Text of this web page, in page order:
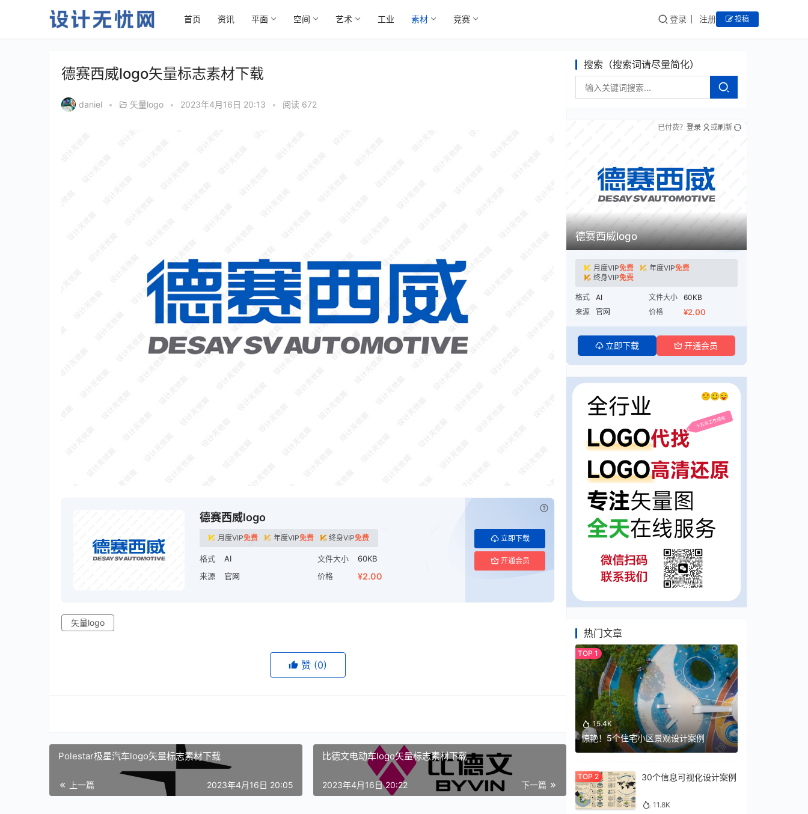
首页 资讯 平面 空间 艺术 工业 素材 竞赛 登录 注册 投稿
德赛西威logo矢量标志素材下载
daniel • 矢量logo • 2023年4月16日 20:13 • 阅读 672
德赛西威logo
月度VIP免费 年度VIP免费 终身VIP免费
格式 AI 文件大小
60KB
来源
官网 价格 ¥2.00
立即下载
开通会员
登录 或刷新
矢量logo
赞 (0)
Polestar极星汽车logo矢量标志素材下载
上一篇 2023年4月16日 20:05
比德文电动车logo矢量标志素材下载
下一篇
2023年4月16日 20:22
搜索（搜索词请尽量简化）
德赛西威logo
月度VIP免费 年度VIP免费
终身VIP免费
格式 AI 文件大小
60KB
来源
官网 价格 ¥2.00
立即下载 开通会员
已付费？ 登录 或刷新
热门文章
15.4K
惊艳！5个住宅小区景观设计案例
30个信息可视化设计案例
11.8K